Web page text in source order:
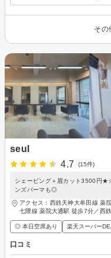
その
seul
4.7
(15件)
シェービング＋眉カット3500円
ンズパーマも◎
アクセス：西鉄天神大牟田線
七隈線 薬院大通駅 徒歩7分／
◎ 本日空席あり 楽天スーパー
口コミ